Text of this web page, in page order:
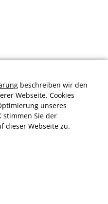
13 Verkaufs- und 32
beschreiben wir den
Webseite. Cookies
unseres
stimmen Sie der
dieser Webseite zu.